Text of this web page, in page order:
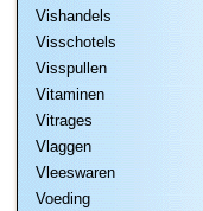
Vishandels
Visschotels
Visspullen
Vitaminen
Vitrages
Vlaggen
Vleeswaren
Voeding